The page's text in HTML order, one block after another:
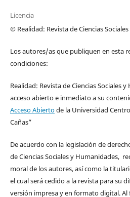
Licencia
© Realidad: Revista de Ciencias
Los autores/as que publiquen en esta
condiciones:
Realidad: Revista de Ciencias Sociales
acceso abierto e inmediato a su
Acceso Abiertode la Universidad
Cañas”
De acuerdo con la legislación de
de Ciencias Sociales y Humanidades,
moral de los autores, así como la
el cual será cedido a la revista para su
versión impresa y en formato digital.